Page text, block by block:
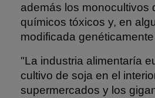
además los monocultivos
químicos tóxicos y, en
modificada
"La industria alimentaría
cultivo de soja en el
supermercados y los